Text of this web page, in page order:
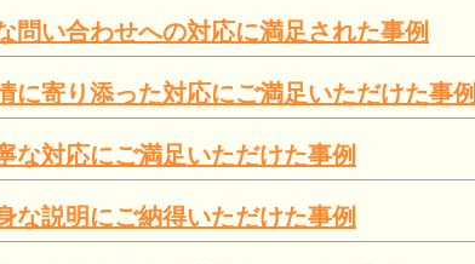
い合わせへの対応に満足された事例
寄り添った対応にご満足いただけた事例
対応にご満足いただけた事例
説明にご納得いただけた事例